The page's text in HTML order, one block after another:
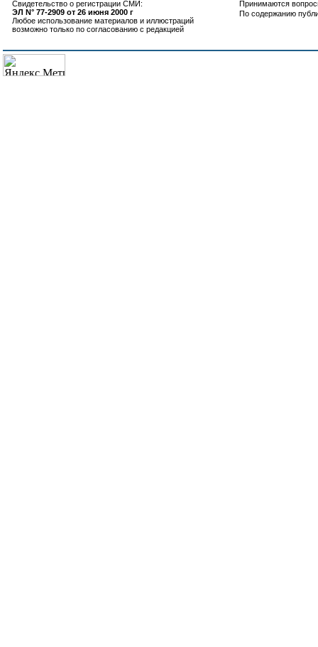
Свидетельство о регистрации СМИ:
ЭЛ N° 77-2909 от 26 июня 2000 г
Любое использование материалов и иллюстраций
возможно только по согласованию с редакцией
Принимаются
По содержанию